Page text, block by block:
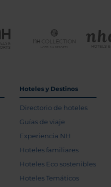
Hoteles y Destinos
Directorio de hoteles
Guías de viaje
Experiencia NH
Hoteles familiares
Hoteles Eco sostenibles
Hoteles Temáticos